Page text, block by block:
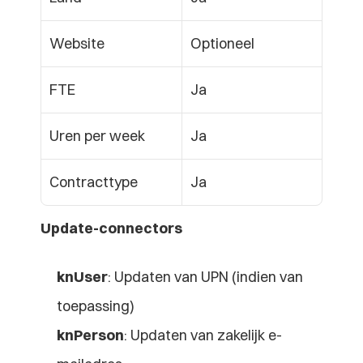
Website Optioneel
FTE Ja
Uren per week Ja
Contracttype Ja
Update-connectors
knUser: Updaten van UPN (indien van
toepassing)
knPerson: Updaten van zakelijk e-